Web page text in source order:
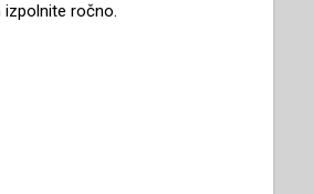
izpolnite ročno.